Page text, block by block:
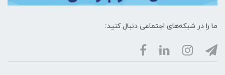
ما را در شبکه‌های اجتماعی دنبال کنید: